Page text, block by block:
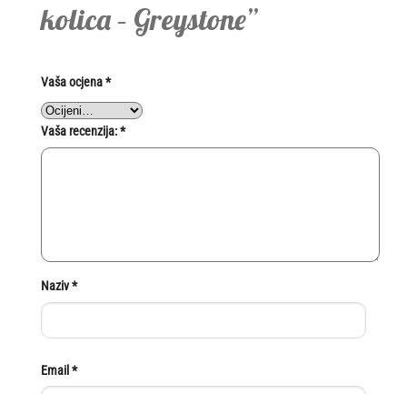
kolica – Greystone”
Vaša ocjena*
Vaša recenzija:*
Naziv*
Email *